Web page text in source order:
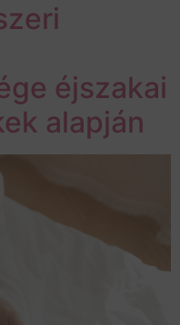
éjszakai
alapján